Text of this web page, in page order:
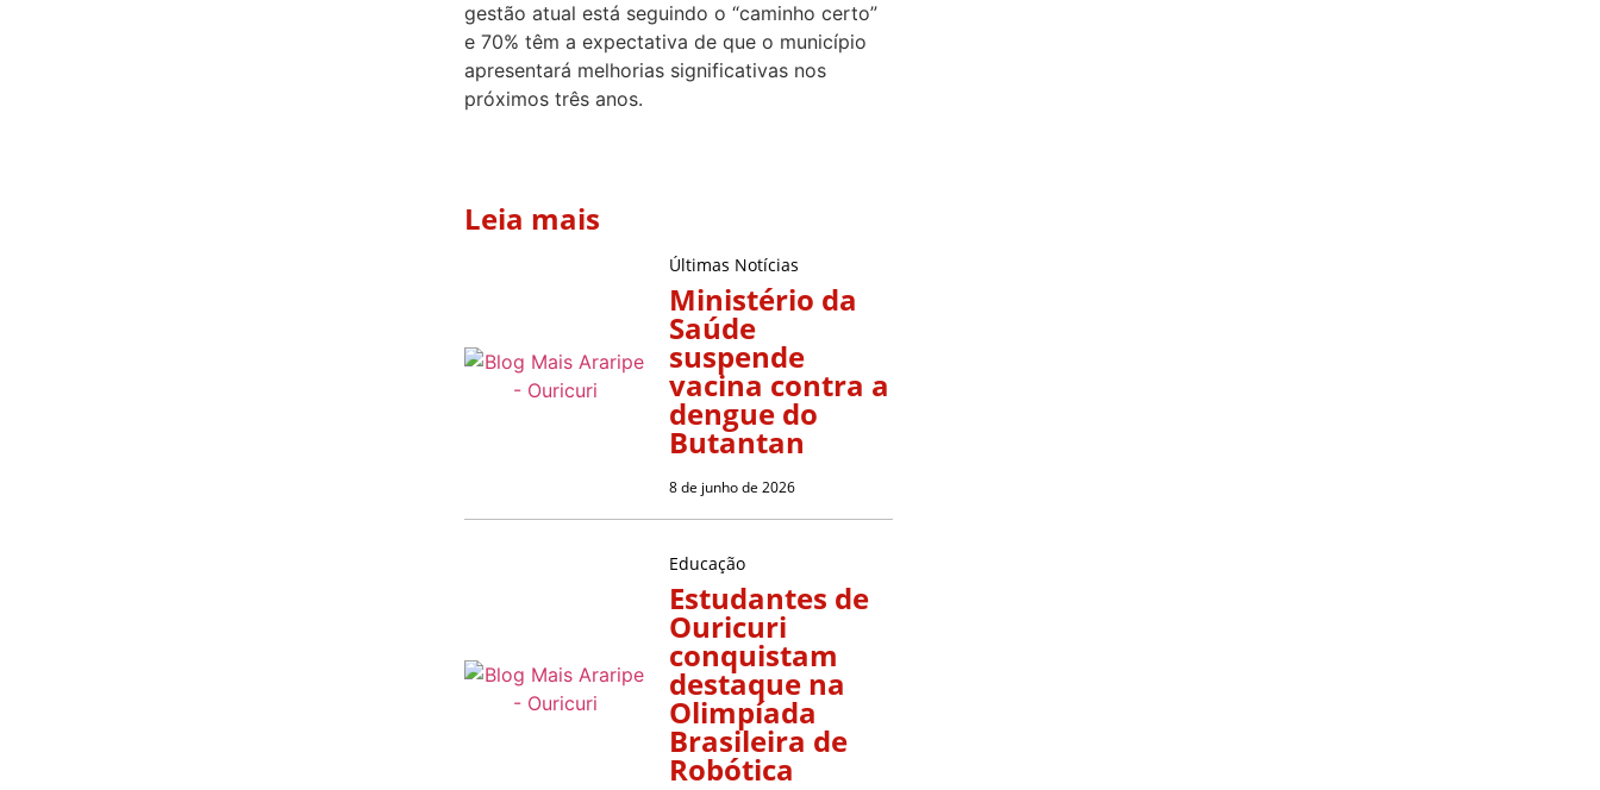
gestão atual está seguindo o “caminho certo”
e 70% têm a expectativa de que o município
apresentará melhorias significativas nos
próximos três anos.
Leia mais
Últimas Notícias
Ministério da
Saúde
suspende
vacina contra a
dengue do
Butantan
8 de junho de 2026
Educação
Estudantes de
Ouricuri
conquistam
destaque na
Olimpíada
Brasileira de
Robótica